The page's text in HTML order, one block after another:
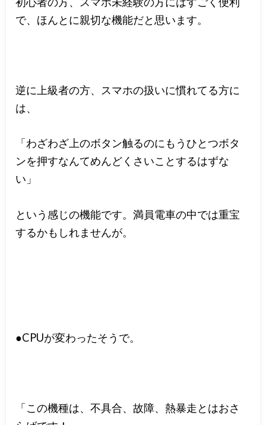
で、ほんとに親切な機能だと思います。
逆に上級者の方、スマホの扱いに慣れてる方に
は、
「わざわざ上のボタン触るのにもうひとつボタ
ンを押すなんてめんどくさいことするはずな
い」
という感じの機能です。満員電車の中では重宝
するかもしれませんが。
●CPUが変わったそうで。
「この機種は、不具合、故障、熱暴走とはおさ